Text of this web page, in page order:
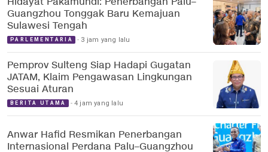
Guangzhou Tonggak Baru Kemajuan
Sulawesi Tengah
PARLEMENTARIA 3 jam yang lalu
Pemprov Sulteng Siap Hadapi Gugatan
JATAM, Klaim Pengawasan Lingkungan
Sesuai Aturan
BERITA UTAMA 4 jam yang lalu
Anwar Hafid Resmikan Penerbangan
Internasional Perdana Palu–Guangzhou